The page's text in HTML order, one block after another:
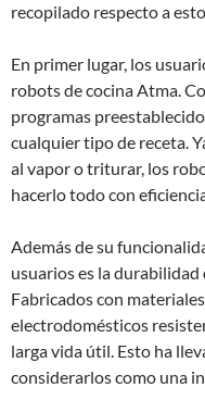
recopilado respecto a
En primer lugar, los
robots de cocina Atma.
programas
cualquier tipo de receta.
al vapor o triturar, los
hacerlo todo con
Además de su
usuarios es la
Fabricados con
electrodomésticos
larga vida útil. Esto ha
considerarlos como una